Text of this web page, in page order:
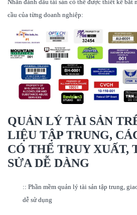
Nhãn đánh dấu tài sản có thể được thiết kế bắt
cầu của từng doanh nghiệp:
QUẢN LÝ TÀI SẢN
LIỆU TẬP TRUNG,
CÓ THỂ TRUY XUẤT,
SỬA DỄ DÀNG
:: Phần mềm quản lý tài sản tập trung,
dễ sử dụng